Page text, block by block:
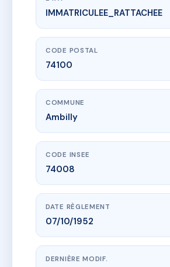
www.vme.plus/AC6468029
LE RAPPA
11 r ernest renan
IMMATRICULEE_RATTACHEE
CODE POSTAL
74100
COMMUNE
Ambilly
CODE INSEE
74008
DATE RÈGLEMENT
07/10/1952
DERNIÈRE MODIF.